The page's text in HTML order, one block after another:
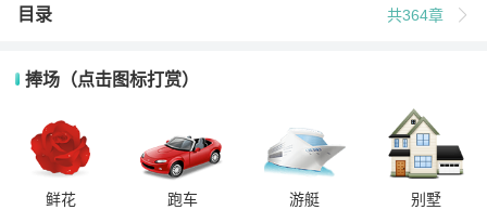
目录 共364章
捧场（点击图标打赏）
鲜花 跑车 游艇 别墅